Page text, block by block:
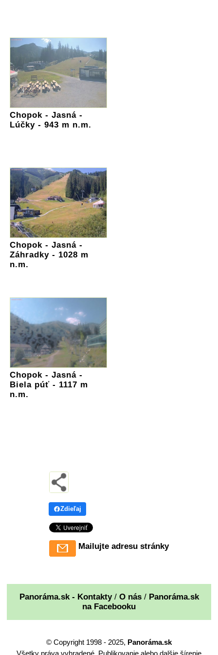
Chopok - Jasná -
Lúčky - 943 m n.m.
Chopok - Jasná -
Záhradky - 1028 m
n.m.
Chopok - Jasná -
Biela púť - 1117 m
n.m.
Zdieľaj
Mailujte adresu stránky
Panoráma.sk - Kontakty/ O nás/ Panoráma.sk
na Facebooku
© Copyright 1998 - 2025, Panoráma.sk
Všetky práva vyhradené. Publikovanie alebo dalšie šírenie